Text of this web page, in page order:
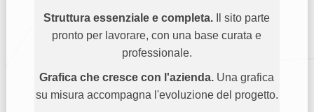
Struttura essenziale e completa. Il sito parte
pronto per lavorare, con una base curata e
professionale.
Grafica che cresce con l'azienda. Una grafica
su misura accompagna l'evoluzione del progetto.